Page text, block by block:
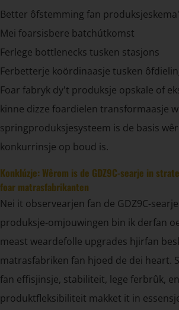
Better ôfstemming fan
Mei foarsisbere batchútkomst
Ferlege bottlenecks tusken stasjons
Ferbetterje koördinaasje tusken
Foar fabryk dy't produksje opskale of
kinne dizze foardielen transformaasje
springproduksjesysteem is de basis
konkurrinsje op boud is.
Konklúzje: Wêrom is de GDZ9C-searje in
foar matrasfabrikanten
Nei it observearjen fan de GDZ9C-
produksje-omjouwingen bin ik derfan
meast weardefolle upgrades hjirfan
matrasfabriken fan hjoed de dei heart.
fan effisjinsje, stabiliteit, lege ferbrûk, en
produktfleksibiliteit makket it in